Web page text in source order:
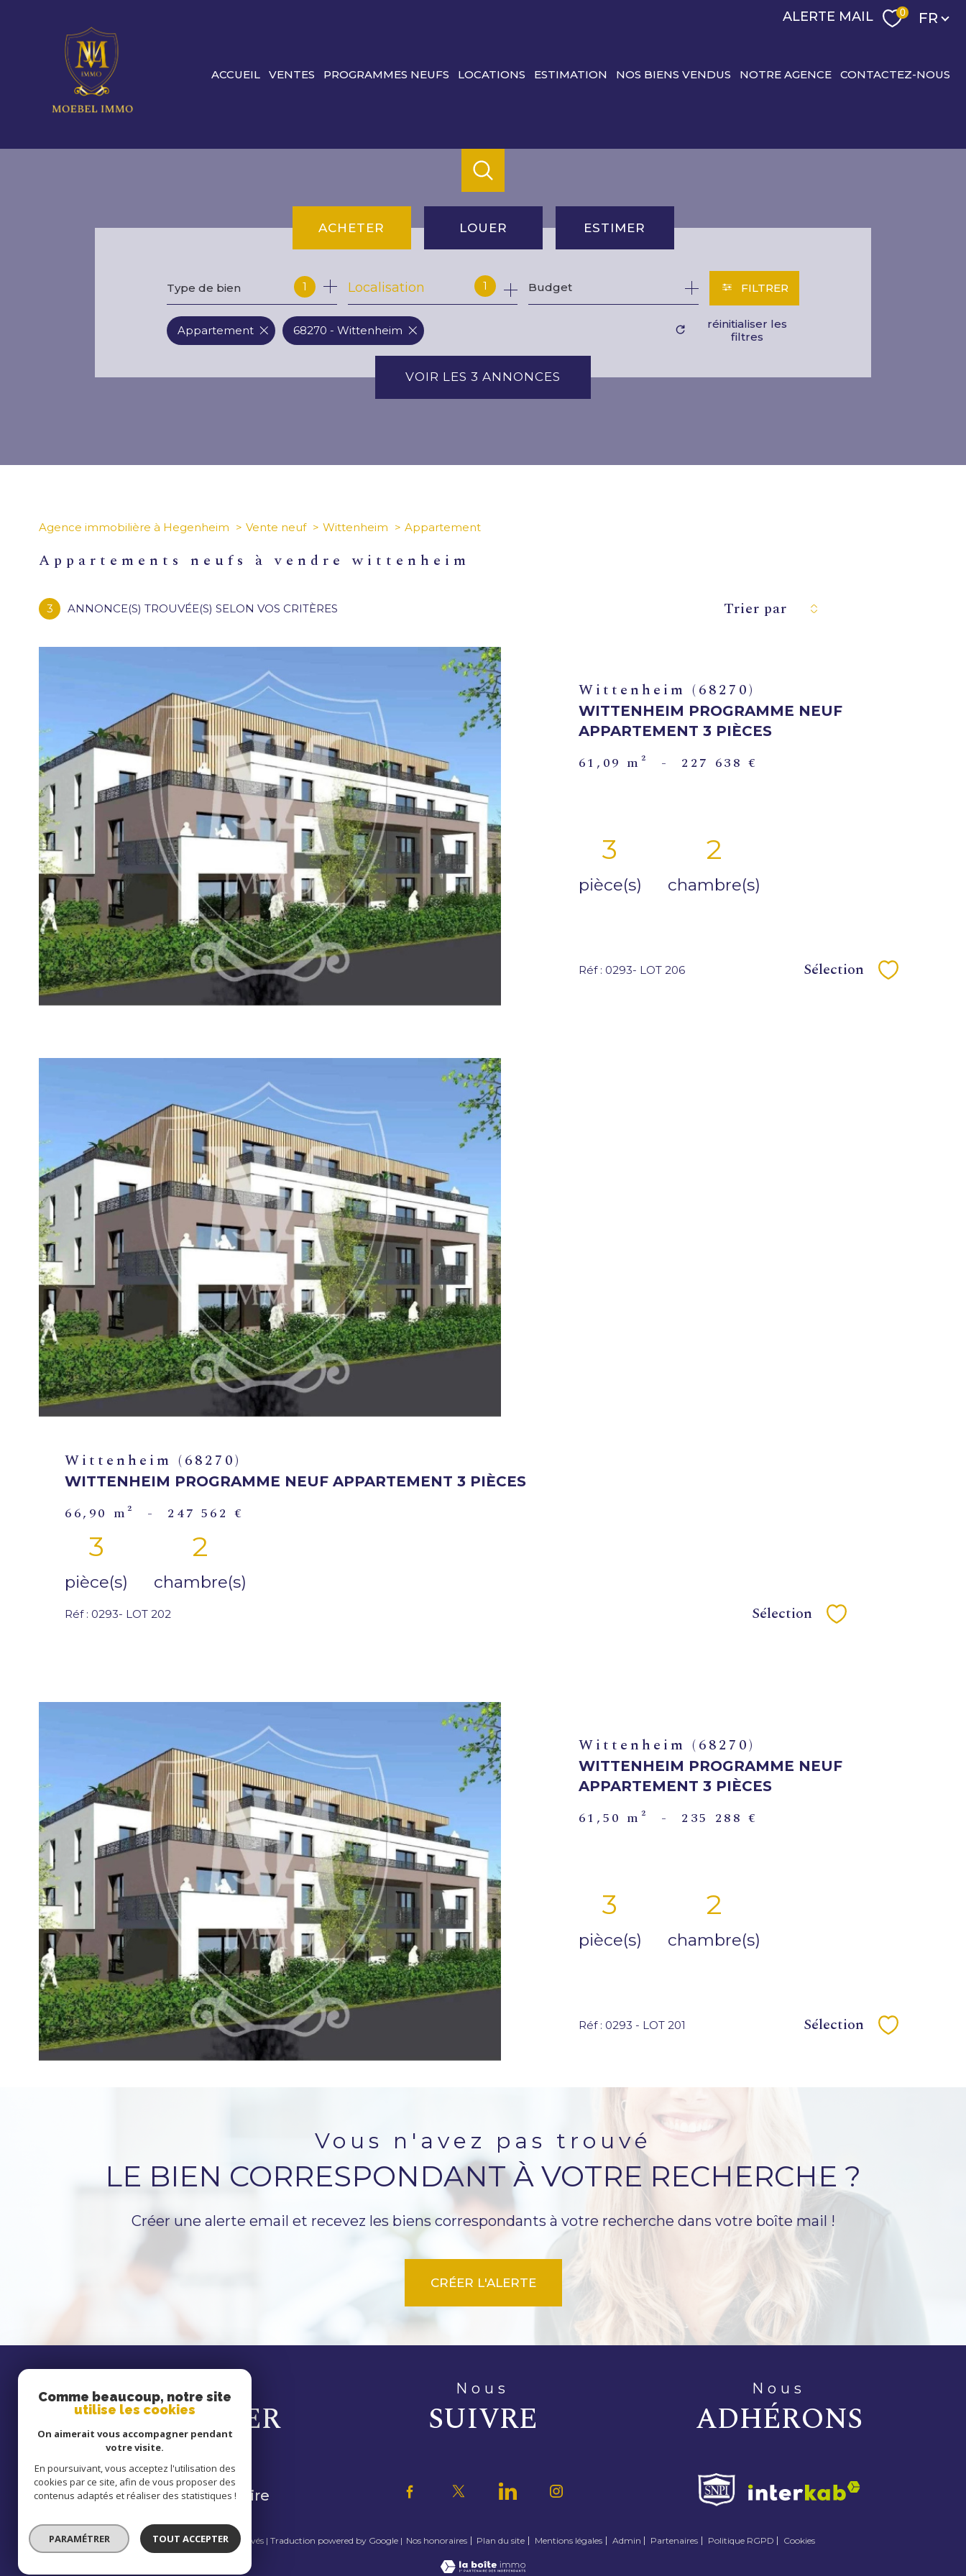
ALERTE MAIL 0 FR
ACCUEIL VENTES PROGRAMMES NEUFS LOCATIONS ESTIMATION NOS BIENS VENDUS NOTRE AGENCE CONTACTEZ-NOUS
ACHETER
de l'ancien
du neuf
LOUER
à l'année
de l'immo pro
ESTIMER
Type de bien 1 1
Localisation Budget FILTRER
VOIR LES 3 ANNONCES
Appartement 68270 - Wittenheim
réinitialiser les
filtres
Agence immobilière à Hegenheim Vente neuf Wittenheim Appartement
appartements neufs à vendre wittenheim
3 ANNONCE(S) TROUVÉE(S) SELON VOS CRITÈRES Trier par
VOIR LE
BIEN
Wittenheim (68270)
WITTENHEIM PROGRAMME NEUF
APPARTEMENT 3 PIÈCES
61,09 m² - 227 638 €
3
pièce(s)
2
chambre(s)
Réf : 0293- LOT 206 Sélection
VOIR LE
BIEN
Wittenheim (68270)
WITTENHEIM PROGRAMME NEUF APPARTEMENT 3 PIÈCES
66,90 m² - 247 562 €
3
pièce(s)
2
chambre(s)
Réf : 0293- LOT 202 Sélection Sélectionner
VOIR LE
BIEN
Wittenheim (68270)
WITTENHEIM PROGRAMME NEUF
APPARTEMENT 3 PIÈCES
61,50 m² - 235 288 €
3
pièce(s)
2
chambre(s)
Réf : 0293 - LOT 201 Sélection
vous n'avez pas trouvé
LE BIEN CORRESPONDANT À VOTRE RECHERCHE ?
Créer une alerte email et recevez les biens correspondants à votre recherche dans votre boîte mail !
CRÉER L'ALERTE
se
CONNECTER
espace propriétaire
nous
SUIVRE
nous
ADHÉRONS
© 2026 | Tous droits réservés | Traduction powered by Google | Nos honoraires Plan du site Mentions légales Admin Partenaires Politique RGPD Cookies
Comme beaucoup, notre site
utilise les cookies
On aimerait vous accompagner pendant
votre visite.
En poursuivant, vous acceptez l'utilisation des
cookies par ce site, afin de vous proposer des
contenus adaptés et réaliser des statistiques !
PARAMÉTRER TOUT ACCEPTER